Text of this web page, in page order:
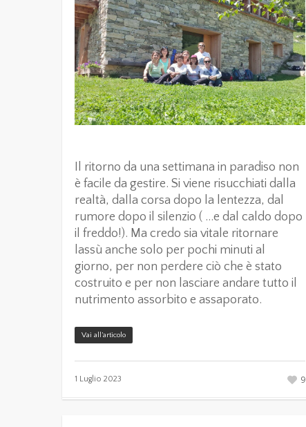
Il ritorno da una settimana in paradiso non
è facile da gestire. Si viene risucchiati dalla
realtà, dalla corsa dopo la lentezza, dal
rumore dopo il silenzio ( …e dal caldo dopo
il freddo!). Ma credo sia vitale ritornare
lassù anche solo per pochi minuti al
giorno, per non perdere ciò che è stato
costruito e per non lasciare andare tutto il
nutrimento assorbito e assaporato.
Vai all’articolo
1 Luglio 2023 9